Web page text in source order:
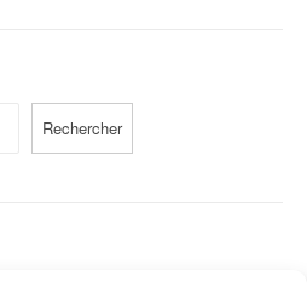
Rechercher